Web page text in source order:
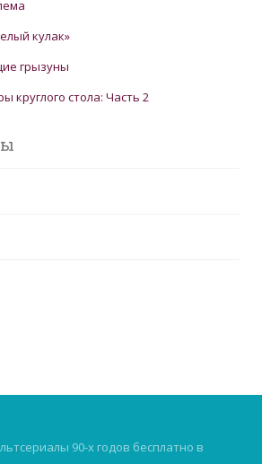
кулак»
грызуны
круглого стола: Часть 2
90-х годов бесплатно в